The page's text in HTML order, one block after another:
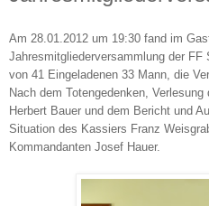
Am 28.01.2012 um 19:30 fand im
Jahresmitgliederversammlung der
von 41 Eingeladenen 33 Mann, die
Nach dem Totengedenken,
Herbert Bauer und dem Bericht und
Situation des Kassiers Franz
Kommandanten Josef Hauer.